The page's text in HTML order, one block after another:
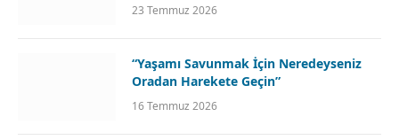
23 Temmuz 2026
“Yaşamı Savunmak İçin Neredeyseniz
Oradan Harekete Geçin”
16 Temmuz 2026